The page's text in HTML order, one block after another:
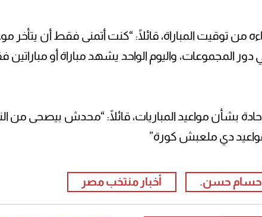
توقيت المباراة، قائلًا: “كنت أتمنى فقط أن يتأخر
دور المجموعات، واليوم الواحد يشهد مباراة أو
حادة بشأن مواعيد المباريات، قائلًا: “محدش بيصحى من
دي ملعبش كورة”
حسام حسن. أخبار منتخب مصر